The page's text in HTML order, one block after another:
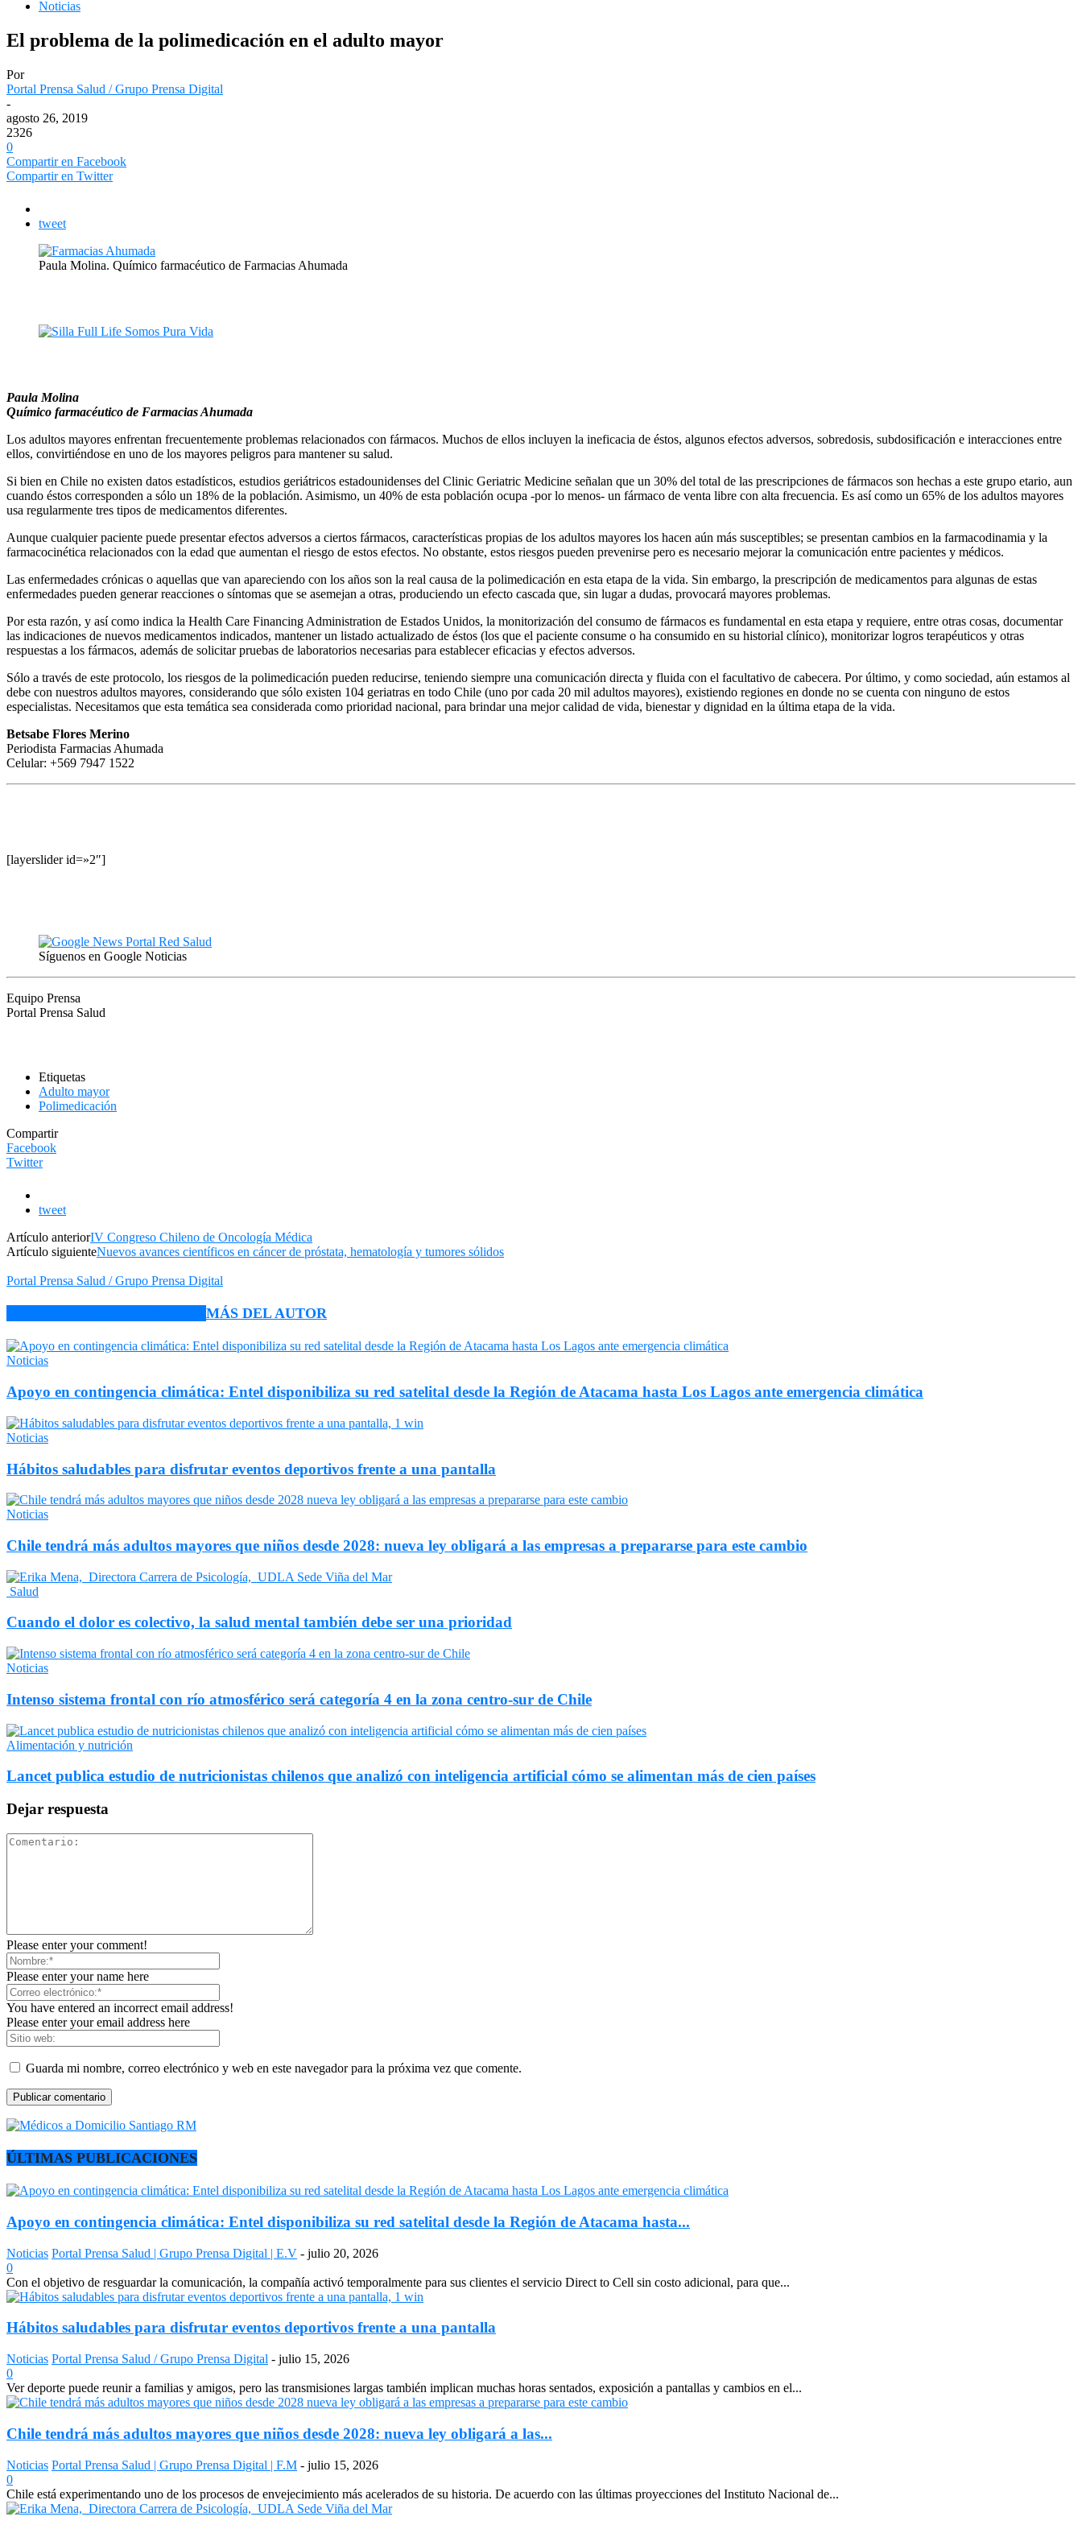
Noticias
El problema de la polimedicación en el adulto mayor
Por
Portal Prensa Salud / Grupo Prensa Digital
-
agosto 26, 2019
2326
0
Compartir en Facebook
Compartir en Twitter
tweet
Paula Molina. Químico farmacéutico de Farmacias Ahumada
Paula Molina
Químico farmacéutico de Farmacias Ahumada
Los adultos mayores enfrentan frecuentemente problemas relacionados con fármacos. Muchos de ellos incluyen la ineficacia de éstos, algunos efectos adversos, sobredosis, subdosificación e interacciones entre
ellos, convirtiéndose en uno de los mayores peligros para mantener su salud.
Si bien en Chile no existen datos estadísticos, estudios geriátricos estadounidenses del Clinic Geriatric Medicine señalan que un 30% del total de las prescripciones de fármacos son hechas a este grupo etario, aun
cuando éstos corresponden a sólo un 18% de la población. Asimismo, un 40% de esta población ocupa -por lo menos- un fármaco de venta libre con alta frecuencia. Es así como un 65% de los adultos mayores
usa regularmente tres tipos de medicamentos diferentes.
Aunque cualquier paciente puede presentar efectos adversos a ciertos fármacos, características propias de los adultos mayores los hacen aún más susceptibles; se presentan cambios en la farmacodinamia y la
farmacocinética relacionados con la edad que aumentan el riesgo de estos efectos. No obstante, estos riesgos pueden prevenirse pero es necesario mejorar la comunicación entre pacientes y médicos.
Las enfermedades crónicas o aquellas que van apareciendo con los años son la real causa de la polimedicación en esta etapa de la vida. Sin embargo, la prescripción de medicamentos para algunas de estas
enfermedades pueden generar reacciones o síntomas que se asemejan a otras, produciendo un efecto cascada que, sin lugar a dudas, provocará mayores problemas.
Por esta razón, y así como indica la Health Care Financing Administration de Estados Unidos, la monitorización del consumo de fármacos es fundamental en esta etapa y requiere, entre otras cosas, documentar
las indicaciones de nuevos medicamentos indicados, mantener un listado actualizado de éstos (los que el paciente consume o ha consumido en su historial clínico), monitorizar logros terapéuticos y otras
respuestas a los fármacos, además de solicitar pruebas de laboratorios necesarias para establecer eficacias y efectos adversos.
Sólo a través de este protocolo, los riesgos de la polimedicación pueden reducirse, teniendo siempre una comunicación directa y fluida con el facultativo de cabecera. Por último, y como sociedad, aún estamos al
debe con nuestros adultos mayores, considerando que sólo existen 104 geriatras en todo Chile (uno por cada 20 mil adultos mayores), existiendo regiones en donde no se cuenta con ninguno de estos
especialistas. Necesitamos que esta temática sea considerada como prioridad nacional, para brindar una mejor calidad de vida, bienestar y dignidad en la última etapa de la vida.
Betsabe Flores Merino
Periodista Farmacias Ahumada
Celular: +569 7947 1522
[layerslider id=»2″]
Síguenos en Google Noticias
Equipo Prensa
Portal Prensa Salud
Etiquetas
Adulto mayor
Polimedicación
Compartir
Facebook
Twitter
tweet
Artículo anteriorIV Congreso Chileno de Oncología Médica
Artículo siguienteNuevos avances científicos en cáncer de próstata, hematología y tumores sólidos
Portal Prensa Salud / Grupo Prensa Digital
MÁS DEL AUTOR
Noticias
Apoyo en contingencia climática: Entel disponibiliza su red satelital desde la Región de Atacama hasta Los Lagos ante emergencia climática
Noticias
Hábitos saludables para disfrutar eventos deportivos frente a una pantalla
Noticias
Chile tendrá más adultos mayores que niños desde 2028: nueva ley obligará a las empresas a prepararse para este cambio
Salud
Cuando el dolor es colectivo, la salud mental también debe ser una prioridad
Noticias
Intenso sistema frontal con río atmosférico será categoría 4 en la zona centro-sur de Chile
Alimentación y nutrición
Lancet publica estudio de nutricionistas chilenos que analizó con inteligencia artificial cómo se alimentan más de cien países
Dejar respuesta
Please enter your comment!
Please enter your name here
You have entered an incorrect email address!
Please enter your email address here
Guarda mi nombre, correo electrónico y web en este navegador para la próxima vez que comente.
ÚLTIMAS PUBLICACIONES
Apoyo en contingencia climática: Entel disponibiliza su red satelital desde la Región de Atacama hasta...
Noticias Portal Prensa Salud | Grupo Prensa Digital | E.V - julio 20, 2026
0
Con el objetivo de resguardar la comunicación, la compañía activó temporalmente para sus clientes el servicio Direct to Cell sin costo adicional, para que...
Hábitos saludables para disfrutar eventos deportivos frente a una pantalla
Noticias Portal Prensa Salud / Grupo Prensa Digital - julio 15, 2026
0
Ver deporte puede reunir a familias y amigos, pero las transmisiones largas también implican muchas horas sentados, exposición a pantallas y cambios en el...
Chile tendrá más adultos mayores que niños desde 2028: nueva ley obligará a las...
Noticias Portal Prensa Salud | Grupo Prensa Digital | F.M - julio 15, 2026
0
Chile está experimentando uno de los procesos de envejecimiento más acelerados de su historia. De acuerdo con las últimas proyecciones del Instituto Nacional de...